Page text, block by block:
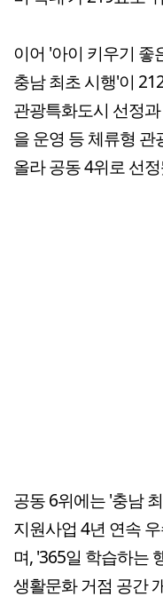
이어 '아이 키우기 좋
충남 최초 시행'이
관광특화도시 선정
을 운영 등 체류형
올라 공동 4위로 선
공동 6위에는 '충남
지원사업 4년 연속
며, '365일 학습하는
생활문화 거점 공간